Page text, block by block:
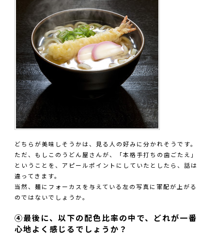
どちらが美味しそうかは、見る人の好みに分かれそうです。
ただ、もしこのうどん屋さんが、「本格手打ちの歯ごたえ」
ということを、アピールポイントにしていたとしたら、話は
違ってきます。
当然、麺にフォーカスを与えている左の写真に軍配が上がる
のではないでしょうか。
④最後に、以下の配色比率の中で、どれが一番
心地よく感じるでしょうか？